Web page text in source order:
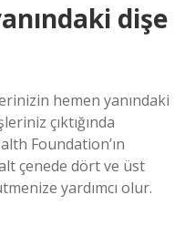
dişe
hemen yanındaki
çıktığında
Foundation’ın
çenede dört ve üst
yardımcı olur.